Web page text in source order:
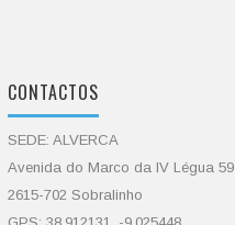
CONTACTOS
SEDE: ALVERCA
Avenida do Marco da IV Légua 59
2615-702 Sobralinho